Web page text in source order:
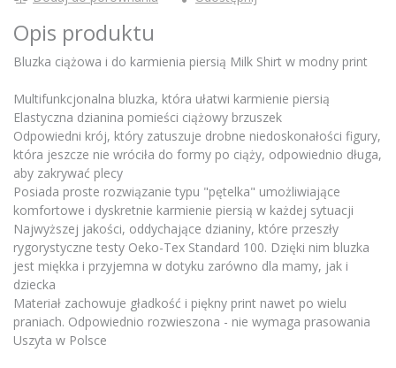
Opis produktu
Bluzka ciążowa i do karmienia piersią Milk Shirt w modny print
Multifunkcjonalna bluzka, która ułatwi karmienie piersią
Elastyczna dzianina pomieści ciążowy brzuszek
Odpowiedni krój, który zatuszuje drobne niedoskonałości figury,
która jeszcze nie wróciła do formy po ciąży, odpowiednio długa,
aby zakrywać plecy
Posiada proste rozwiązanie typu "pętelka" umożliwiające
komfortowe i dyskretnie karmienie piersią w każdej sytuacji
Najwyższej jakości, oddychające dzianiny, które przeszły
rygorystyczne testy Oeko-Tex Standard 100. Dzięki nim bluzka
jest miękka i przyjemna w dotyku zarówno dla mamy, jak i
dziecka
Materiał zachowuje gładkość i piękny print nawet po wielu
praniach. Odpowiednio rozwieszona - nie wymaga prasowania
Uszyta w Polsce